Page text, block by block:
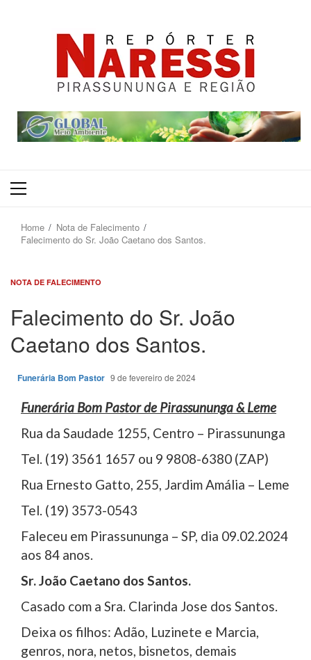
Primary
Home
Nota de Falecimento
Falecimento do Sr. João Caetano dos Santos.
NOTA DE FALECIMENTO
Falecimento do Sr. João
Caetano dos Santos.
Funerária Bom Pastor 9 de fevereiro de 2024
Funerária Bom Pastor de Pirassununga & Leme
Rua da Saudade 1255, Centro – Pirassununga
Tel. (19) 3561 1657 ou 9 9808-6380 (ZAP)
Rua Ernesto Gatto, 255, Jardim Amália – Leme
Tel. (19) 3573-0543
Faleceu em Pirassununga – SP, dia 09.02.2024
aos 84 anos.
Sr. João Caetano dos Santos.
Casado com a Sra. Clarinda Jose dos Santos.
Deixa os filhos: Adão, Luzinete e Marcia,
genros, nora, netos, bisnetos, demais